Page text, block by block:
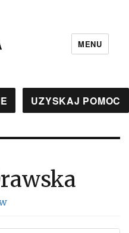
MENU
UZYSKAJ POMOC